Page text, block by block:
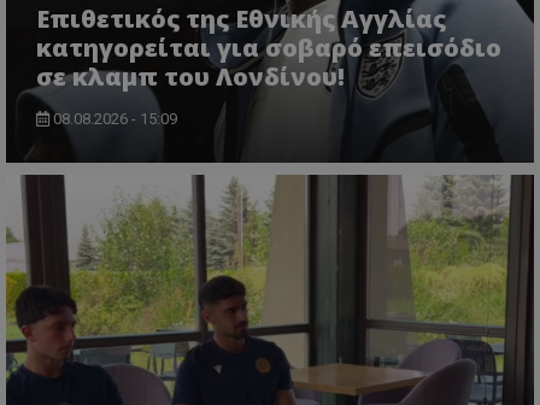
Επιθετικός της Εθνικής Αγγλίας
κατηγορείται για σοβαρό επεισόδιο
σε κλαμπ του Λονδίνου!
08.08.2026 - 15:09